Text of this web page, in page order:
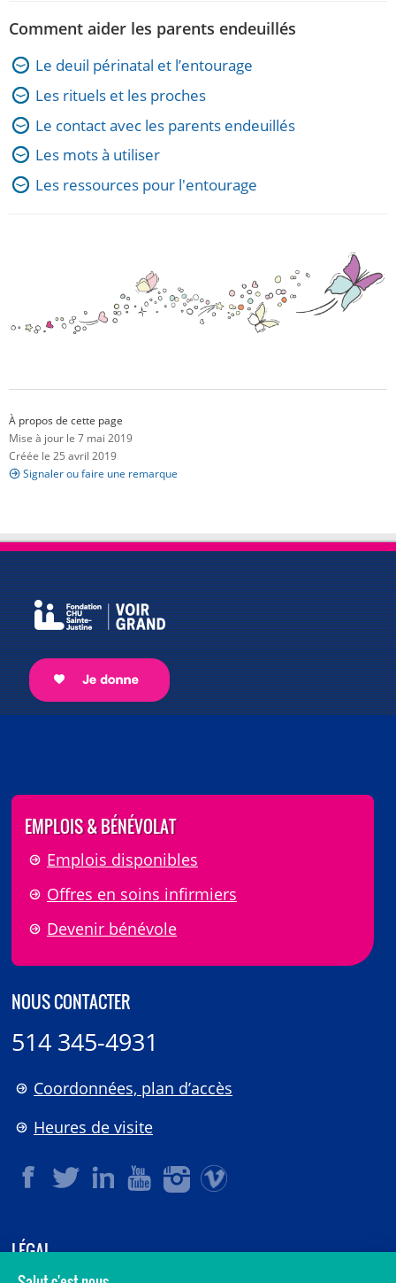
Comment aider les parents endeuillés
Le deuil périnatal et l’entourage
Les rituels et les proches
Le contact avec les parents endeuillés
Les mots à utiliser
Les ressources pour l'entourage
À propos de cette page
Mise à jour le 7 mai 2019
Créée le 25 avril 2019
Signaler ou faire une remarque
EMPLOIS & BÉNÉVOLAT
Emplois disponibles
Offres en soins infirmiers
Devenir bénévole
NOUS CONTACTER
514 345-4931
Coordonnées, plan d’accès
Heures de visite
LÉGAL
© 2006-2026CHU Sainte-Justine.